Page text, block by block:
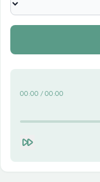
0
00:00 / 00:00